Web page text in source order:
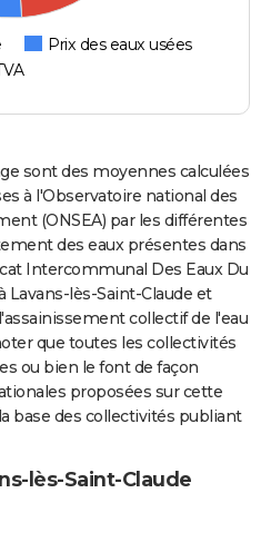
Prix des eaux usées
sont des moyennes calculées
à l'Observatoire national des
(ONSEA) par les différentes
des eaux présentes dans
Intercommunal Des Eaux Du
Lavans-lès-Saint-Claude et
collectif de l'eau
que toutes les collectivités
ou bien le font de façon
proposées sur cette
base des collectivités publiant
lès-Saint-Claude